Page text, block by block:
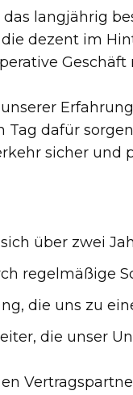
das langjährig
dezent im
Tag dafür
sicher und
über zwei
regelmäßige
die uns zu
die unser